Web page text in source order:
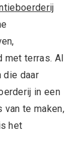
met terras. Al
die daar
in een
te maken,
het